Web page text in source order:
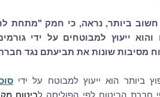
ביותר, נראה, כי חמק "מתחת
ייעוץ למבוטחים על ידי
מסיבות שונות את תביעתם נגד
ביותר הוא ייעוץ למבוטח על ידי